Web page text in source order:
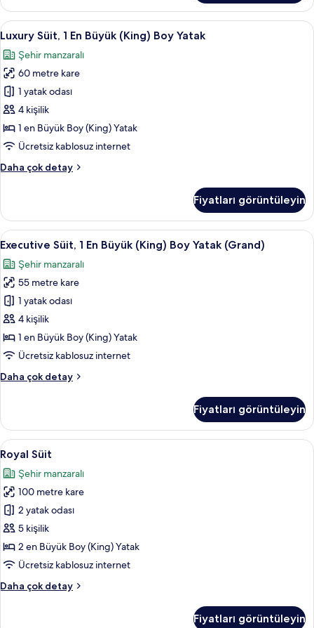
hakkında
daha
fazla
Luxury
Süit,
1
En
Büyük
(King)
Boy
Yatak
tüm
Luxury Süit, 1 En Büyük (King) Boy
11
Luxury Süit, 1 En Büyük (King) Boy Yatak
Şehir manzaralı
60 metre kare
1 yatak odası
4 kişilik
1 en Büyük Boy (King) Yatak
Ücretsiz kablosuz internet
Daha çok detay
Luxury
Büyük
(King)
Boy
hakkında
daha
fazla
detay
Fiyatları görüntüleyin
Executive
Süit,
1
En
Büyük
(King)
Boy
Yatak
için
görün
Minibar, odada kasa, masa, güneşlik/
10
Executive Süit, 1 En Büyük (King) Boy Yatak (Grand)
Şehir manzaralı
55 metre kare
1 yatak odası
4 kişilik
1 en Büyük Boy (King) Yatak
Ücretsiz kablosuz internet
Daha çok detay
Executive
Büyük
(King)
Boy
Yatak
(Grand)
hakkında
daha
fazla
detay
Fiyatları görüntüleyin
Royal
Süit
için
tüm
fotoğrafları
görün
Royal Süit | Minibar, odada kasa,
18
Royal Süit
Şehir manzaralı
100 metre kare
2 yatak odası
5 kişilik
2 en Büyük Boy (King) Yatak
Ücretsiz kablosuz internet
Daha çok detay
Royal
Fiyatları görüntüleyin